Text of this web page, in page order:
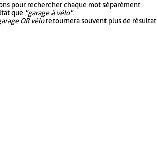
pour rechercher chaque mot séparément.
que "garage à vélo".
OR véloretournera souvent plus de résultat